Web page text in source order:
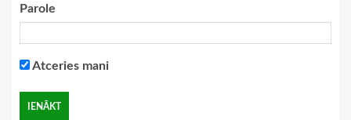
Parole
Atceries mani